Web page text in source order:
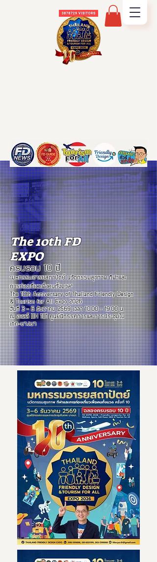
The 10th FD
EXPO
ครบรอบ 10 ปี
“มหกรรมอารยสถาปัตย์ นวัตกรรมสุขภาพ กีฬาและ
การท่องเที่ยวเพื่อคนทั้งมวล”
The 10th Anniversary of Thailand Friendly Design
& Tourism for All Expo 2026
วันที่ 3 - 6 ธันวาคม 2569 เวลา10.00 - 19.00น.
ณ ฮอลล์ EH 101 ศูนย์นิทรรศการและการประชุมไบ
เทค-บางนา